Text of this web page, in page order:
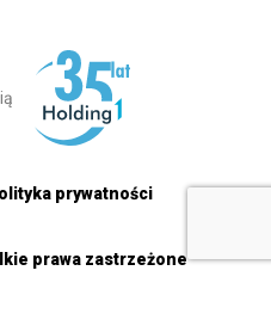
prawa zastrzeżone
prywatności